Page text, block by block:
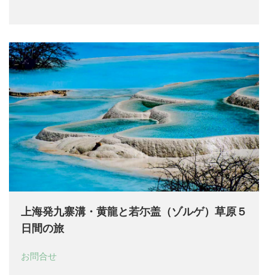
上海発九寨溝・黄龍と若尓盖（ゾルゲ）草原５
日間の旅
お問合せ